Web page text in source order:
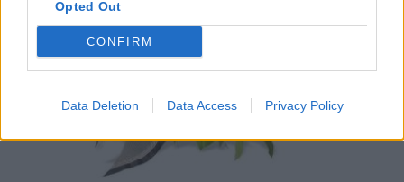
Opted Out
CONFIRM
Data Deletion Data Access Privacy Policy